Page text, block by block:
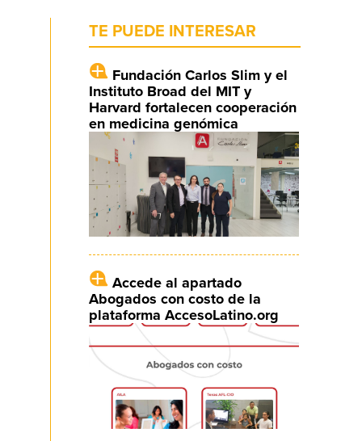
TE PUEDE INTERESAR
Fundación Carlos Slim y el
Instituto Broad del MIT y
Harvard fortalecen cooperación
en medicina genómica
Accede al apartado
Abogados con costo de la
plataforma AccesoLatino.org